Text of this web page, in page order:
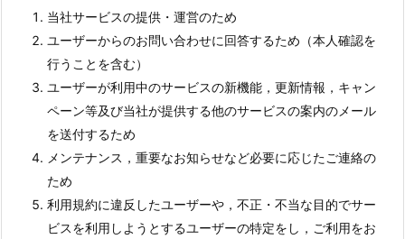
当社サービスの提供・運営のため
ユーザーからのお問い合わせに回答するため（本人確認を
行うことを含む）
ユーザーが利用中のサービスの新機能，更新情報，キャン
ペーン等及び当社が提供する他のサービスの案内のメール
を送付するため
メンテナンス，重要なお知らせなど必要に応じたご連絡の
ため
利用規約に違反したユーザーや，不正・不当な目的でサー
ビスを利用しようとするユーザーの特定をし，ご利用をお